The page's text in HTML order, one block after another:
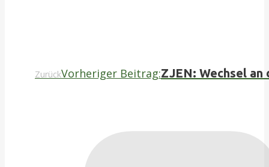
ZurückVorheriger Beitrag:ZJEN: Wechsel